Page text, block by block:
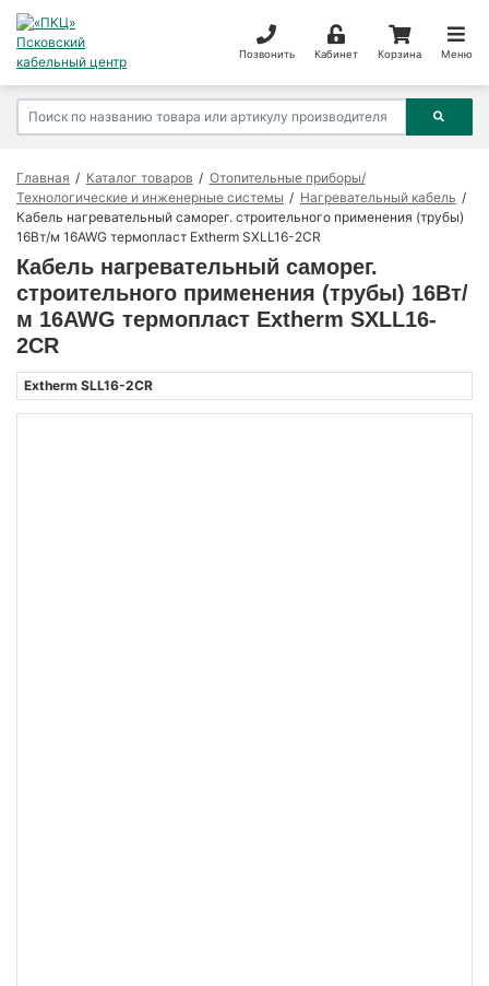
Позвонить Кабинет Корзина Меню
Главная Каталог товаров
Отопительные приборы/
Технологические и инженерные системы
Нагревательный кабель
Кабель нагревательный саморег. строительного применения (трубы)
16Вт/м 16AWG термопласт Extherm SXLL16-2CR
Кабель нагревательный саморег.
строительного применения (трубы) 16Вт/
м 16AWG термопласт Extherm SXLL16-
2CR
Extherm SLL16-2CR